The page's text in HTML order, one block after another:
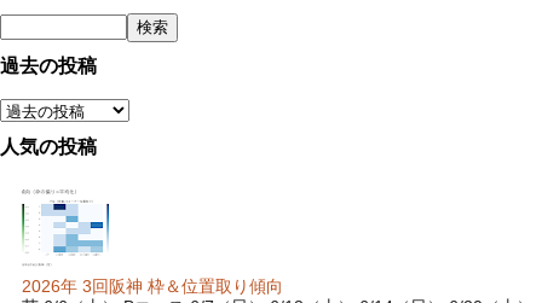
過去の投稿
人気の投稿
2026年 3回阪神 枠＆位置取り傾向